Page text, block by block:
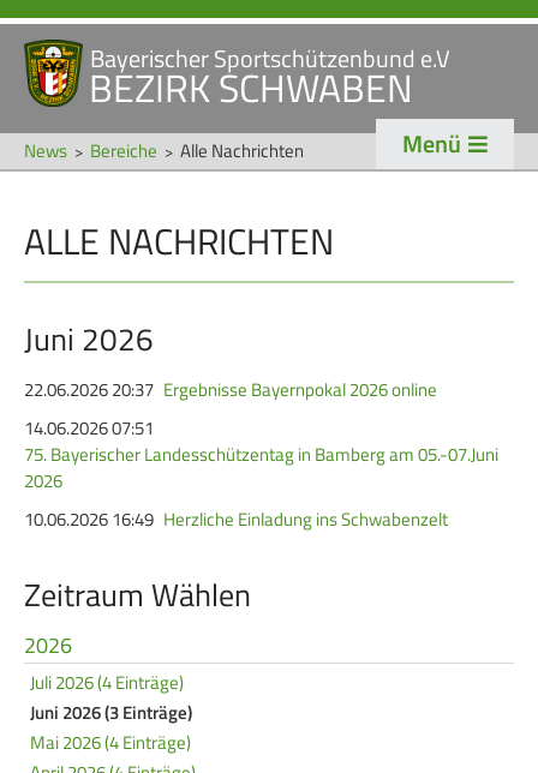
Bayerischer Sportschützenbund e.V
BEZIRK SCHWABEN
News Bereiche Alle Nachrichten Menü
ALLE NACHRICHTEN
Juni 2026
22.06.2026 20:37 Ergebnisse Bayernpokal 2026 online
14.06.2026 07:51
75. Bayerischer Landesschützentag in Bamberg am 05.-07.Juni
2026
10.06.2026 16:49 Herzliche Einladung ins Schwabenzelt
Zeitraum Wählen
2026
Juli 2026 (4 Einträge)
Juni 2026 (3 Einträge)
Mai 2026 (4 Einträge)
Navigation
überspringen
STARTSEITE
VERANSTALTUNGEN
NEWS
überspringen
VERBAND
Veranstaltungen
Bezirk Schwaben
Gaue & Mitglieder
Referenten
TRADITION
Schützentradition
Schützen­­museum
Schützensport
Meisterschaften
Bogen
Schützen Jugend